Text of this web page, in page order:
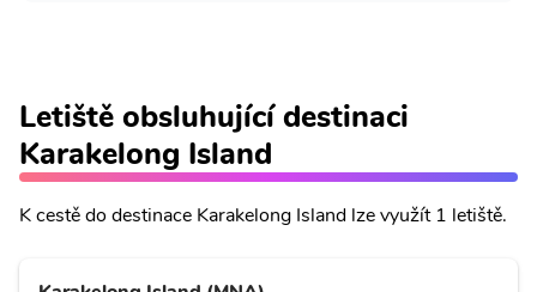
Letiště obsluhující destinaci
Karakelong Island
K cestě do destinace Karakelong Island lze využít 1 letiště.